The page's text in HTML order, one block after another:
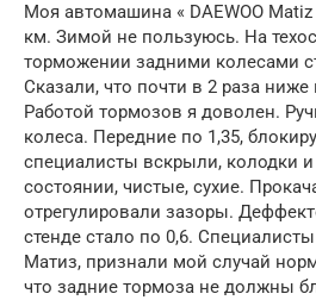
Моя автомашина « DAEWOO
км. Зимой не пользуюсь. На
торможении задними колесами
Сказали, что почти в 2 раза
Работой тормозов я доволен.
колеса. Передние по 1,35,
специалисты вскрыли, колодки
состоянии, чистые, сухие.
отрегулировали зазоры.
стенде стало по 0,6.
Матиз, признали мой случай
что задние тормоза не должны